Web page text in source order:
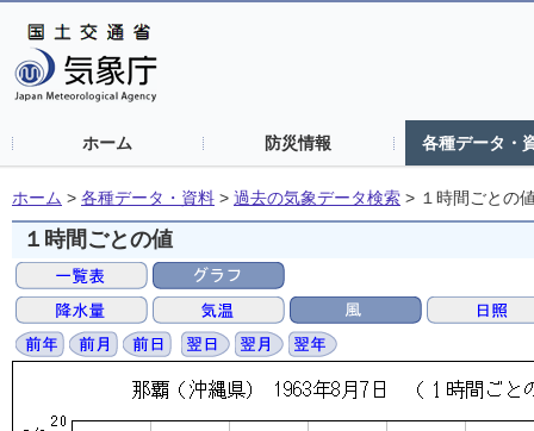
ホーム 防災情報 各種データ・
ホーム > 各種データ・資料 > 過去の気象データ検索 > １時間ごとの
１時間ごとの値